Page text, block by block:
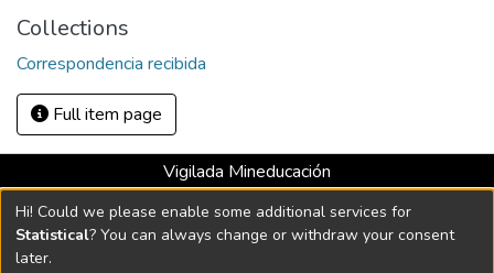
Collections
Correspondencia recibida
Full item page
Vigilada Mineducación
Universidad con Acreditación Institucional hasta 2026 -
Resolución MEN 2158 de 2018
Hi! Could we please enable some additional services for
Statistical? You can always change or withdraw your consent
later.